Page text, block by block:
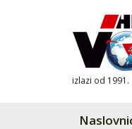
izlazi od 1991.